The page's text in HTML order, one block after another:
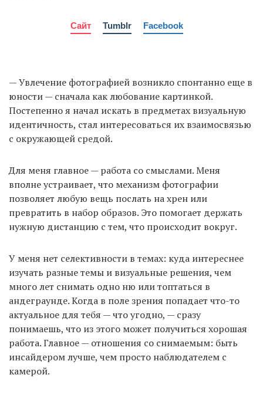
Сайт Tumblr Facebook
— Увлечение фотографией возникло спонтанно еще в
юности — сначала как любование картинкой.
Постепенно я начал искать в предметах визуальную
идентичность, стал интересоваться их взаимосвязью
с окружающей средой.
Для меня главное — работа со смыслами. Меня
вполне устраивает, что механизм фотографии
позволяет любую вещь послать на хрен или
превратить в набор образов. Это помогает держать
нужную дистанцию с тем, что происходит вокруг.
У меня нет селективности в темах: куда интереснее
изучать разные темы и визуальные решения, чем
много лет снимать одно ню или топтаться в
андеграунде. Когда в поле зрения попадает что-то
актуальное для тебя — что угодно, — сразу
понимаешь, что из этого может получиться хорошая
работа. Главное — отношения со снимаемым: быть
инсайдером лучше, чем просто наблюдателем с
камерой.